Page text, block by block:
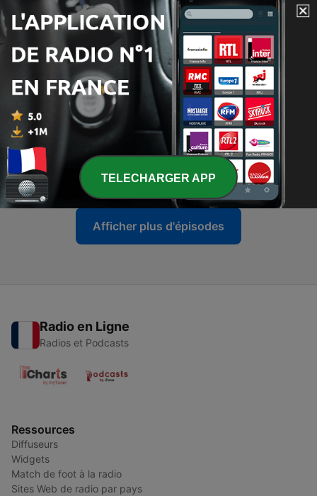
15 - Hardtunez 14 Mixed By Messiah Inc
29 déc. 2016
14 - Hardtunez 13 Mixed By Messiah Inc.
Messiah Inc.@HFU Summer Session 28.08.2015
HFU-Station Moscow
28 août 2015
12 Hardtunez 12 Mixed By Messiah Inc.
06 juil. 2015
Afficher plus d'épisodes
Radio en Ligne
Radios et Podcasts
Ressources
Diffuseurs
Widgets
Match de foot à la radio
Sites Web de radio par pays
TELECHARGER APP